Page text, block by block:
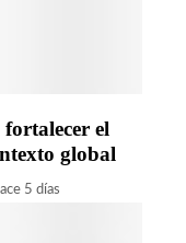
el
global
5 días